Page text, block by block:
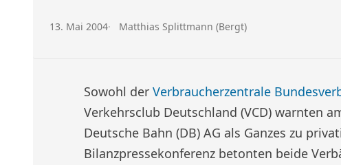
Veröffentlicht am:
13. Mai 2004 Autor:
Matthias Splittmann (Bergt)
Sowohl der Verbraucherzentrale
Verkehrsclub Deutschland (VCD) warnten
Deutsche Bahn (DB) AG als Ganzes zu
Bilanzpressekonferenz betonten beide